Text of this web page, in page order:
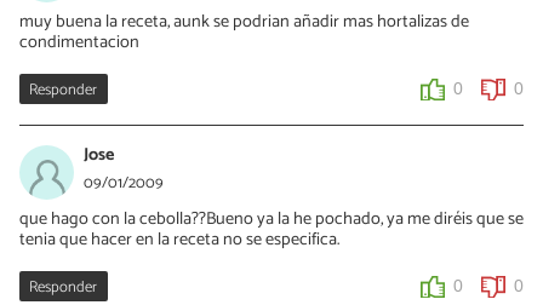
muy buena la receta, aunk se podrian añadir mas hortalizas de
condimentacion
Responder 0 0
Jose
09/01/2009
que hago con la cebolla??Bueno ya la he pochado, ya me diréis que se
tenia que hacer en la receta no se especifica.
Responder 0 0